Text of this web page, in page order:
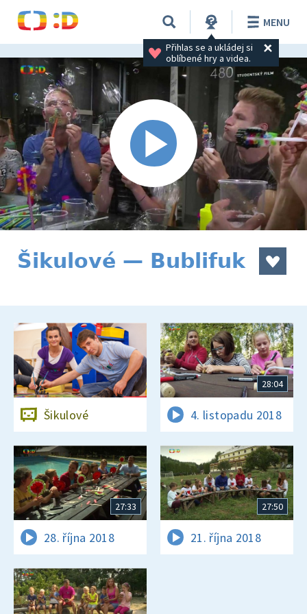
Přihlas se a ukládej si
oblíbené hry a videa.
MENU
Šikulové — Bublifuk
Šikulové
28:04
4. listopadu 2018
27:33
28. října 2018
27:50
21. října 2018